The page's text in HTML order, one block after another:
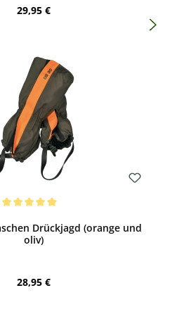
Regulärer Preis:
29,95 €
Drückjagd (orange und
oliv)
Regulärer Preis:
28,95 €